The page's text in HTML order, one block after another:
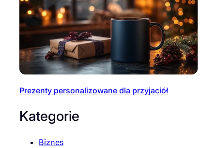
Prezenty personalizowane dla przyjaciół
Kategorie
Biznes